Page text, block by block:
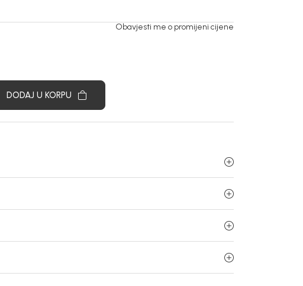
Obavjesti me o promijeni cijene
DODAJ U KORPU